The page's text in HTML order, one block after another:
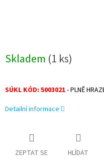
Skladem (1 ks)
SÚKL KÓD: 5003021- PLNĚ
Detailní informace
ZEPTAT SE HLÍDAT